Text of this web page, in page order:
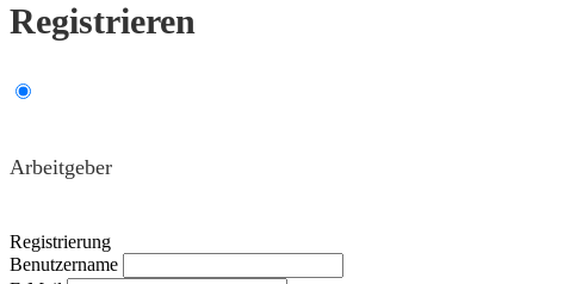
Registrieren
Arbeitgeber
Registrierung
Benutzername